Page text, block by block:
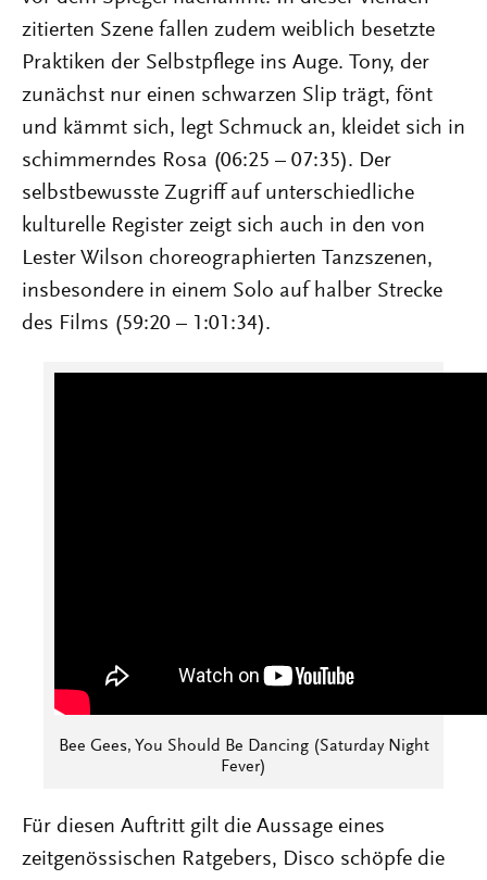
zitierten Szene fallen zudem weiblich besetzte
Praktiken der Selbstpflege ins Auge. Tony, der
zunächst nur einen schwarzen Slip trägt, fönt
und kämmt sich, legt Schmuck an, kleidet sich in
schimmerndes Rosa (06:25 – 07:35). Der
selbstbewusste Zugriff auf unterschiedliche
kulturelle Register zeigt sich auch in den von
Lester Wilson choreographierten Tanzszenen,
insbesondere in einem Solo auf halber Strecke
des Films (59:20 – 1:01:34).
Bee Gees, You Should Be Dancing (Saturday Night
Fever)
Für diesen Auftritt gilt die Aussage eines
zeitgenössischen Ratgebers, Disco schöpfe die